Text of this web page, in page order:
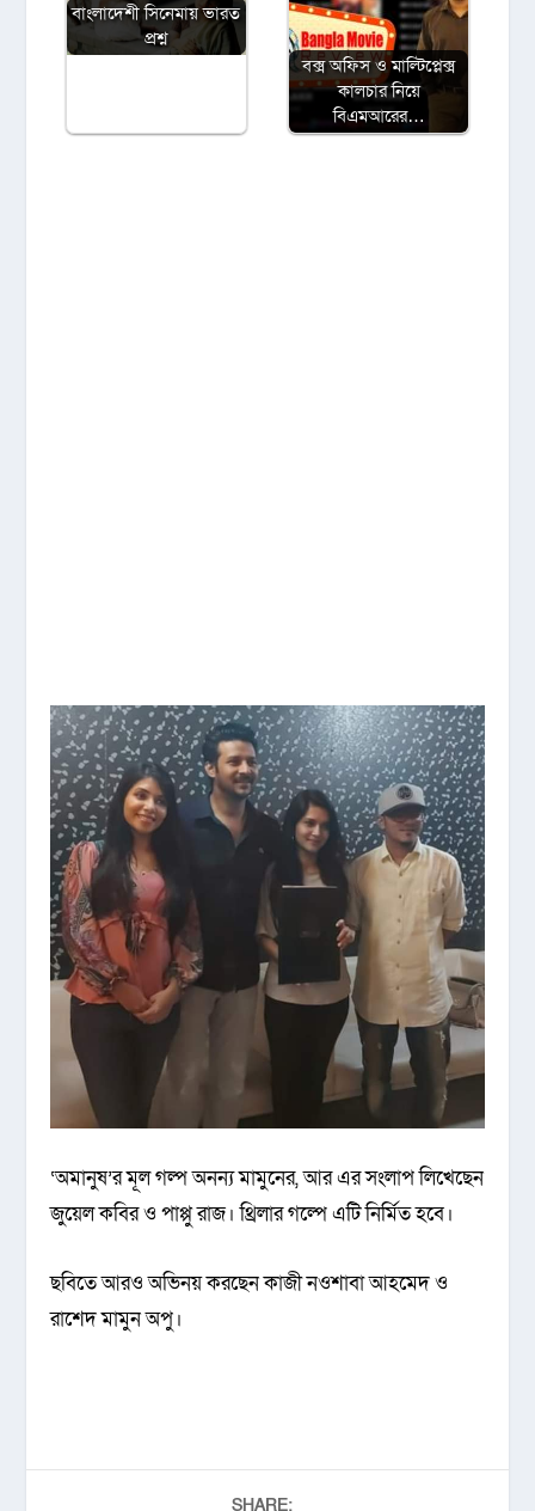
বাংলাদেশী সিনেমায় ভারত
প্রশ্ন
বক্স অফিস ও মাল্টিপ্লেক্স
কালচার নিয়ে
বিএমআরের…
‘অমানুষ’র মূল গল্প অনন্য মামুনের, আর এর সংলাপ লিখেছেন
জুয়েল কবির ও পাপ্পু রাজ। থ্রিলার গল্পে এটি নির্মিত হবে।
ছবিতে আরও অভিনয় করছেন কাজী নওশাবা আহমেদ ও
রাশেদ মামুন অপু।
SHARE: